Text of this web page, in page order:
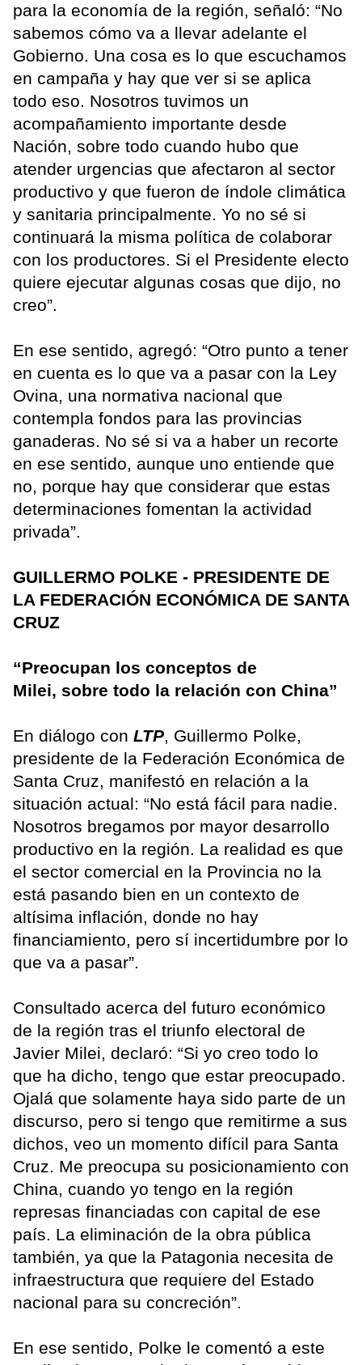
para la economía de la región, señaló: “No
sabemos cómo va a llevar adelante el
Gobierno. Una cosa es lo que escuchamos
en campaña y hay que ver si se aplica
todo eso. Nosotros tuvimos un
acompañamiento importante desde
Nación, sobre todo cuando hubo que
atender urgencias que afectaron al sector
productivo y que fueron de índole climática
y sanitaria principalmente. Yo no sé si
continuará la misma política de colaborar
con los productores. Si el Presidente electo
quiere ejecutar algunas cosas que dijo, no
creo”.
En ese sentido, agregó: “Otro punto a tener
en cuenta es lo que va a pasar con la Ley
Ovina, una normativa nacional que
contempla fondos para las provincias
ganaderas. No sé si va a haber un recorte
en ese sentido, aunque uno entiende que
no, porque hay que considerar que estas
determinaciones fomentan la actividad
privada”.
GUILLERMO POLKE - PRESIDENTE DE
LA FEDERACIÓN ECONÓMICA DE SANTA
CRUZ
“Preocupan los conceptos de
Milei, sobre todo la relación con China”
En diálogo con LTP, Guillermo Polke,
presidente de la Federación Económica de
Santa Cruz, manifestó en relación a la
situación actual: “No está fácil para nadie.
Nosotros bregamos por mayor desarrollo
productivo en la región. La realidad es que
el sector comercial en la Provincia no la
está pasando bien en un contexto de
altísima inflación, donde no hay
financiamiento, pero sí incertidumbre por lo
que va a pasar”.
Consultado acerca del futuro económico
de la región tras el triunfo electoral de
Javier Milei, declaró: “Si yo creo todo lo
que ha dicho, tengo que estar preocupado.
Ojalá que solamente haya sido parte de un
discurso, pero si tengo que remitirme a sus
dichos, veo un momento difícil para Santa
Cruz. Me preocupa su posicionamiento con
China, cuando yo tengo en la región
represas financiadas con capital de ese
país. La eliminación de la obra pública
también, ya que la Patagonia necesita de
infraestructura que requiere del Estado
nacional para su concreción”.
En ese sentido, Polke le comentó a este